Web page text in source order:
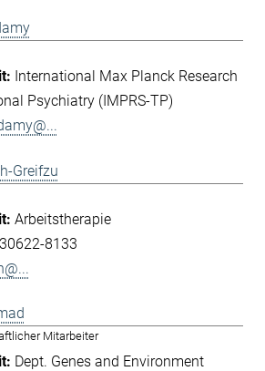
International Max Planck Research
Psychiatry (IMPRS-TP)
Greifzu
Arbeitstherapie
8133
Mitarbeiter
Dept. Genes and Environment